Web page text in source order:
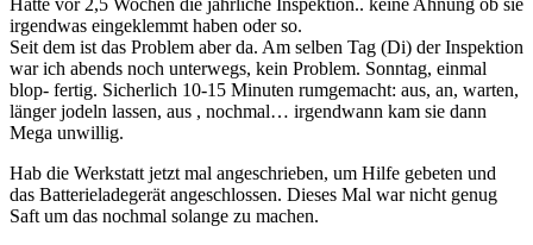
Hatte vor 2,5 Wochen die jährliche Inspektion.. keine Ahnung ob sie
irgendwas eingeklemmt haben oder so.
Seit dem ist das Problem aber da. Am selben Tag (Di) der Inspektion
war ich abends noch unterwegs, kein Problem. Sonntag, einmal
blop- fertig. Sicherlich 10-15 Minuten rumgemacht: aus, an, warten,
länger jodeln lassen, aus , nochmal… irgendwann kam sie dann
Mega unwillig.
Hab die Werkstatt jetzt mal angeschrieben, um Hilfe gebeten und
das Batterieladegerät angeschlossen. Dieses Mal war nicht genug
Saft um das nochmal solange zu machen.